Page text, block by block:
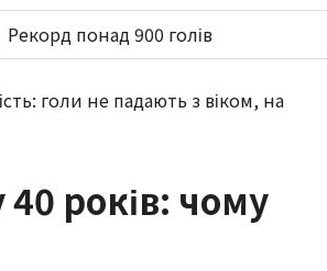
Рекорд понад 900 голів
голи не падають з віком, на
років: чому